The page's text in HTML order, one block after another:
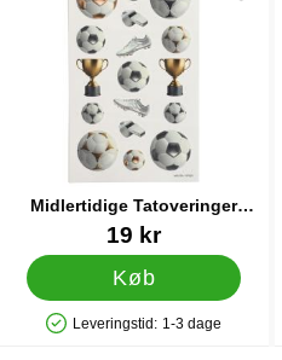
Midlertidige Tatoveringer
Fodbold 17-pak
Varenr 9052819 kr
Køb
Produkttilgængelighed: På lager
Leveringstid: 1-3 dage